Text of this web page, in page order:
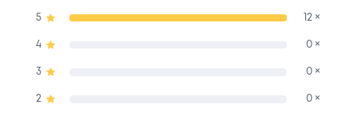
5 12 ×
4 0 ×
3 0 ×
2 0 ×